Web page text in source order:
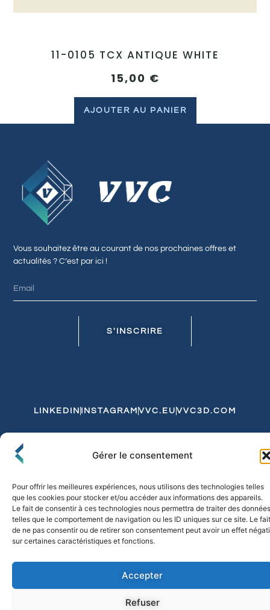
Gérer le consentement
Pour offrir les meilleures expériences, nous utilisons des technologies telles
que les cookies pour stocker et/ou accéder aux informations des appareils.
Le fait de consentir à ces technologies nous permettra de traiter des données
telles que le comportement de navigation ou les ID uniques sur ce site. Le fait
de ne pas consentir ou de retirer son consentement peut avoir un effet
sur certaines caractéristiques et fonctions.
Accepter
Refuser
11-0105 TCX ANTIQUE WHITE
15,00 €
AJOUTER AU PANIER
Vous souhaitez être au courant de nos prochaines offres et
actualités ? C’est par ici !
S'INSCRIRE
LINKEDIN INSTAGRAM VVC.EU VVC3D.COM
Politique de Confidentialité et de CookiesExpédition et Livraison
© 2026 FLO & CO. All Rights Reserved